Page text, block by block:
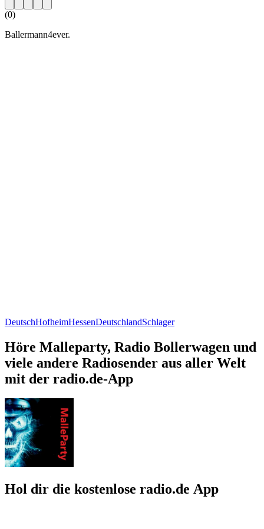
(0)
Ballermann4ever.
DeutschHofheimHessenDeutschlandSchlager
Höre Malleparty, Radio Bollerwagen und
viele andere Radiosender aus aller Welt
mit der radio.de-App
Hol dir die kostenlose radio.de App